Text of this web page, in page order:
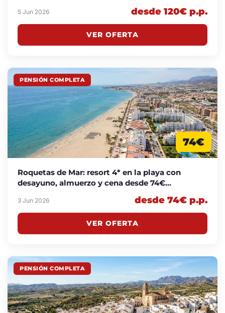
5 Jun 2026 desde 120€ p.p.
VER OFERTA
PENSIÓN COMPLETA
74€
Roquetas de Mar: resort 4* en la playa con
desayuno, almuerzo y cena desde 74€
3 Jun 2026 desde 74€ p.p.
VER OFERTA
PENSIÓN COMPLETA